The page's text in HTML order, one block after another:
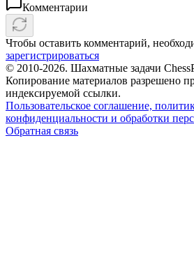
Комментарии
Чтобы оставить комментарий,
зарегистрироваться
© 2010-2026. Шахматные задачи
Копирование материалов разрешено
индексируемой ссылки.
Пользовательское соглашение,
конфиденциальности и обработки
Обратная связь